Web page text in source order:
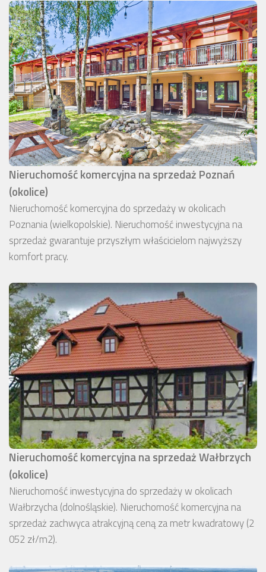
Nieruchomość komercyjna na sprzedaż Poznań
(okolice)
Nieruchomość komercyjna do sprzedaży w okolicach
Poznania (wielkopolskie). Nieruchomość inwestycyjna na
sprzedaż gwarantuje przyszłym właścicielom najwyższy
komfort pracy.
Nieruchomość komercyjna na sprzedaż Wałbrzych
(okolice)
Nieruchomość inwestycyjna do sprzedaży w okolicach
Wałbrzycha (dolnośląskie). Nieruchomość komercyjna na
sprzedaż zachwyca atrakcyjną ceną za metr kwadratowy (2
052 zł/m2).